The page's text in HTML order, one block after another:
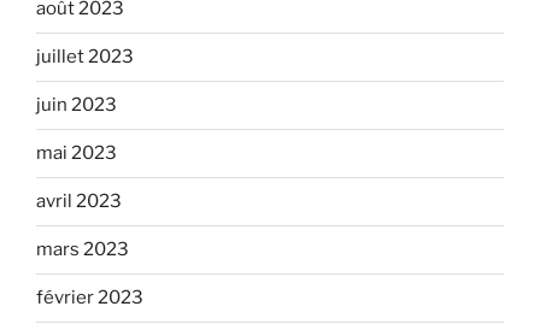
août 2023
juillet 2023
juin 2023
mai 2023
avril 2023
mars 2023
février 2023